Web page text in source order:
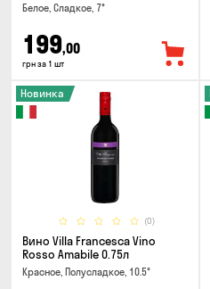
Белое, Сладкое, 7°
199,00
грн за 1 шт
(0)
Новинка
Вино Villa Francesca Vino
Rosso Amabile 0.75л
Красное, Полусладкое, 10.5°